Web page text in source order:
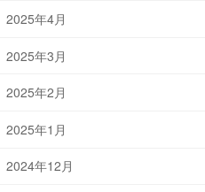
2025年4月
2025年3月
2025年2月
2025年1月
2024年12月